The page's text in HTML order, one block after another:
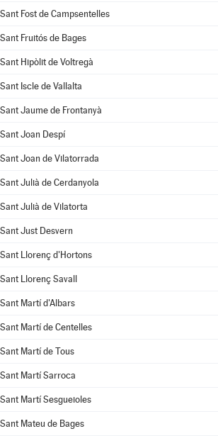
Sant Fost de Campsentelles
Sant Fruitós de Bages
Sant Hipòlit de Voltregà
Sant Iscle de Vallalta
Sant Jaume de Frontanyà
Sant Joan Despí
Sant Joan de Vilatorrada
Sant Julià de Cerdanyola
Sant Julià de Vilatorta
Sant Just Desvern
Sant Llorenç d'Hortons
Sant Llorenç Savall
Sant Martí d'Albars
Sant Martí de Centelles
Sant Martí de Tous
Sant Martí Sarroca
Sant Martí Sesgueioles
Sant Mateu de Bages